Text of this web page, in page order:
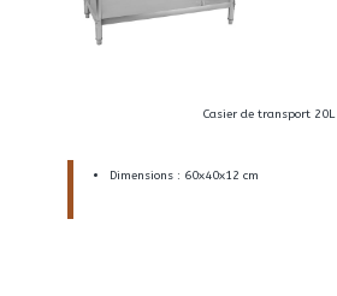
Casier de transport 20L
Dimensions : 60x40x12 cm